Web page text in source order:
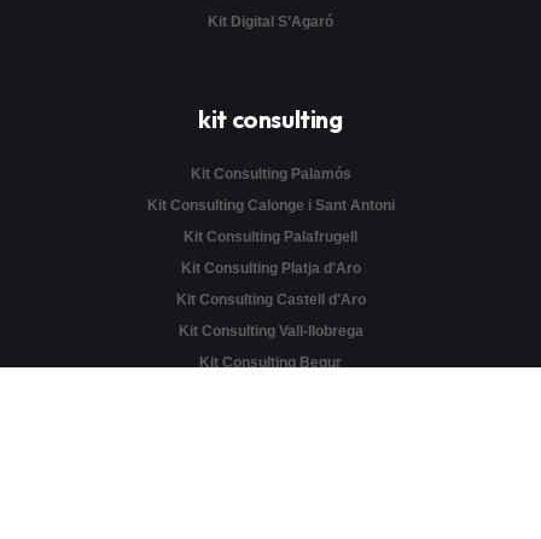
Kit Digital S’Agaró
kit consulting
Kit Consulting Palamós
Kit Consulting Calonge i Sant Antoni
Kit Consulting Palafrugell
Kit Consulting Platja d'Aro
Kit Consulting Castell d'Aro
Kit Consulting Vall-llobrega
Kit Consulting Begur